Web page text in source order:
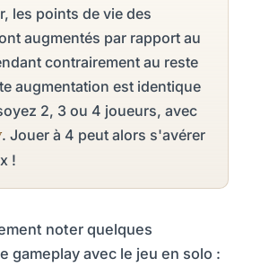
les points de vie des
augmentés par rapport au
contrairement au reste
augmentation est identique
2, 3 ou 4 joueurs, avec
. Jouer à 4 peut alors s'avérer
!
noter quelques
gameplay avec le jeu en solo :